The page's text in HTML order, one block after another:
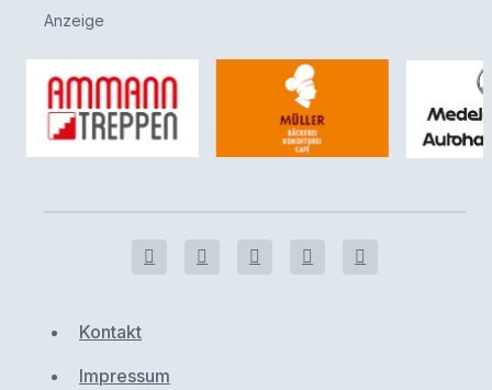
Anzeige
Kontakt
Impressum